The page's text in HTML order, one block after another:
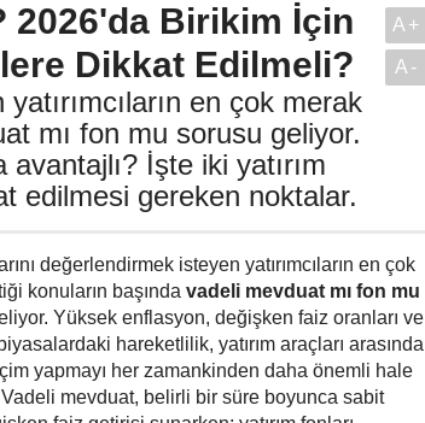
2026'da Birikim İçin
Dikkat Edilmeli?
en çok merak
mı fon mu sorusu geliyor.
İşte iki yatırım
edilmesi gereken noktalar.
A+
A-
değerlendirmek isteyen yatırımcıların en çok
konuların başında vadeli mevduat mı fon mu
Yüksek enflasyon, değişken faiz oranları ve
hareketlilik, yatırım araçları arasında
yapmayı her zamankinden daha önemli hale
mevduat, belirli bir süre boyunca sabit